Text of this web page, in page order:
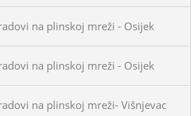
na plinskoj mreži - Osijek
na plinskoj mreži - Osijek
na plinskoj mreži- Višnjevac